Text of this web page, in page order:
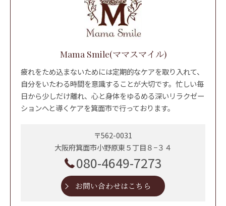
Mama Smile(ママスマイル)
疲れをため込まないためには定期的なケアを取り入れて、
自分をいたわる時間を意識することが大切です。忙しい毎
日から少しだけ離れ、心と身体をゆるめる深いリラクゼー
ションへと導くケアを箕面市で行っております。
〒562-0031
大阪府箕面市小野原東５丁目８−３４
080-4649-7273
お問い合わせはこちら